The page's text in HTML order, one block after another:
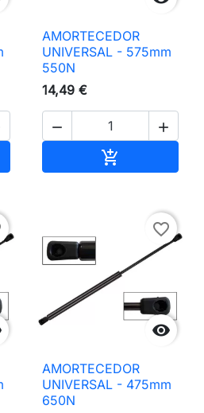
AMORTECEDOR
UNIVERSAL - 575mm
550N
14,49 €
 


favorite_border
AMORTECEDOR
UNIVERSAL - 475mm
650N